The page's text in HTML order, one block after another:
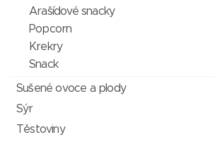
Arašídové snacky
Popcorn
Krekry
Snack
Sušené ovoce a plody
Sýr
Těstoviny